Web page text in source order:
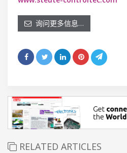
询问更多信息…
RELATED ARTICLES